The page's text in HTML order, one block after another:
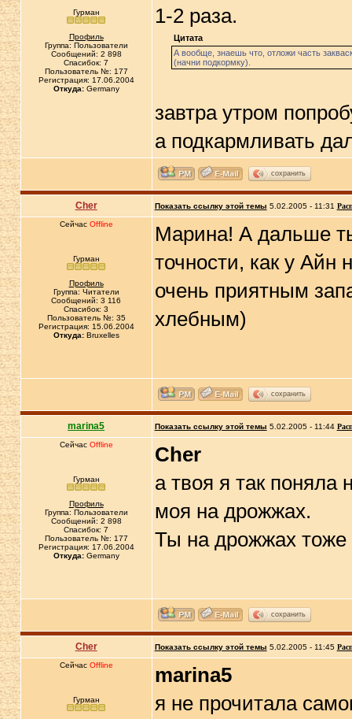
Гурман
Профиль
Группа: Пользователи
Сообщений: 2 898
Спасибок: 7
Пользователь №: 177
Регистрация: 17.06.2004
Откуда:Germany
1-2 раза.
Цитата
А вообще, знаешь что, отложи часть
(начни подкормку).
завтра утром
а подкармливать
сохранить
Cher Показать ссылку этой темы 5.02.2005 - 11:31
Сейчас Offline
Гурман
Профиль
Группа: Читатели
Сообщений: 3 116
Спасибок: 3
Пользователь №: 35
Регистрация: 15.06.2004
Откуда:Bruxelles
Марина! А дальше
точности, как у
очень приятным
хлебным)
сохранить
marina5 Показать ссылку этой темы 5.02.2005 - 11:44
Сейчас Offline
Гурман
Профиль
Группа: Пользователи
Сообщений: 2 898
Спасибок: 7
Пользователь №: 177
Регистрация: 17.06.2004
Откуда:Germany
Cher
а твоя я так поняла
моя на дрожжах.
Ты на дрожжах тоже
сохранить
Cher Показать ссылку этой темы 5.02.2005 - 11:45
Сейчас Offline
Гурман
marina5
я не прочитала